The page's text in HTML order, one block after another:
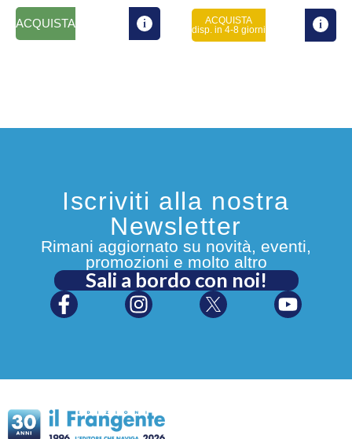
ACQUISTA
ACQUISTA
disp. in 4-8 giorni
Iscriviti alla nostra
Newsletter
Rimani aggiornato su novità, eventi,
promozioni e molto altro
Sali a bordo con noi!